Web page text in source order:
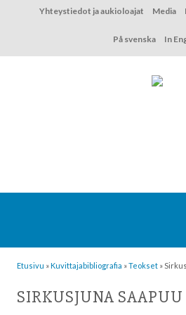
Yhteystiedot ja aukioloajat Media
På svenska In
Etusivu »Kuvittaja­bibliografia »Teokset »
SIRKUSJUNA SAAPUU